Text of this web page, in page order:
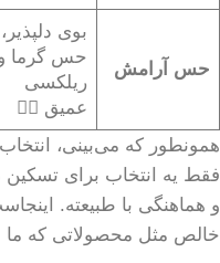
حس آرامش
بوی دلپذیر،
حس گرما
ریلکسی
عمیق 🧘‍♀️
همونطور که می‌بینی،
فقط یه انتخاب برای تسکین
و هماهنگی با طبیعته.
خالص مثل محصولاتی که